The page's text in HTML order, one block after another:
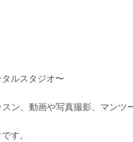
ルスタジオ〜
ン、動画や写真撮影、マンツ
す。